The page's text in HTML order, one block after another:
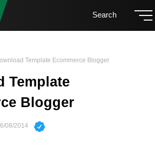
Search
Template Ecommerce Blogger
Template
Blogger
6/08/2014